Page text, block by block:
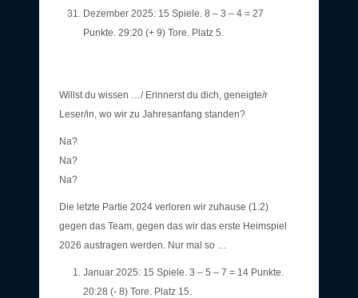
Dezember 2025: 15 Spiele. 8 – 3 – 4 = 27
Punkte. 29:20 (+ 9) Tore. Platz 5.
Willst du wissen …/ Erinnerst du dich, geneigte/r
Leser/in, wo wir zu Jahresanfang standen?
Na?
Na?
Na?
Die letzte Partie 2024 verloren wir zuhause (1:2)
gegen das Team, gegen das wir das erste Heimspiel
2026 austragen werden. Nur mal so …
Januar 2025: 15 Spiele. 3 – 5 – 7 = 14 Punkte.
20:28 (- 8) Tore. Platz 15.